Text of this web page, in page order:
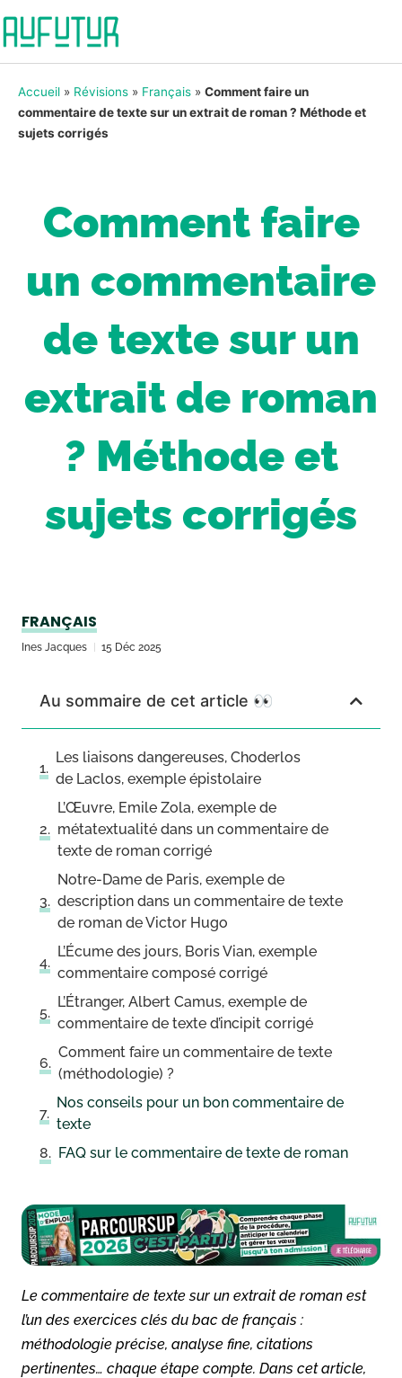
Accueil » Révisions » Français » Comment faire un
commentaire de texte sur un extrait de roman ? Méthode et
sujets corrigés
Comment faire
un commentaire
de texte sur un
extrait de roman
? Méthode et
sujets corrigés
FRANÇAIS
Ines Jacques 15 Déc 2025
Au sommaire de cet article 👀
Les liaisons dangereuses, Choderlos
de Laclos, exemple épistolaire
L’Œuvre, Emile Zola, exemple de
métatextualité dans un commentaire de
texte de roman corrigé
Notre-Dame de Paris, exemple de
description dans un commentaire de texte
de roman de Victor Hugo
L’Écume des jours, Boris Vian, exemple
commentaire composé corrigé
L’Étranger, Albert Camus, exemple de
commentaire de texte d’incipit corrigé
Comment faire un commentaire de texte
(méthodologie) ?
Nos conseils pour un bon commentaire de
texte
FAQ sur le commentaire de texte de roman
Le commentaire de texte sur un extrait de roman est
l’un des exercices clés du bac de français :
méthodologie précise, analyse fine, citations
pertinentes… chaque étape compte. Dans cet article,